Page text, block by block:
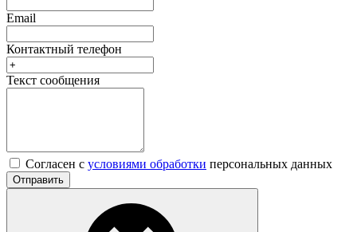
Email
Контактный телефон
Текст сообщения
Согласен с условиями обработки персональных данных
Отправить